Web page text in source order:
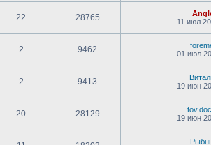
22 28765
11 июл
2 9462
01 июл
2 9413
19 июн
20 28129
19 июн